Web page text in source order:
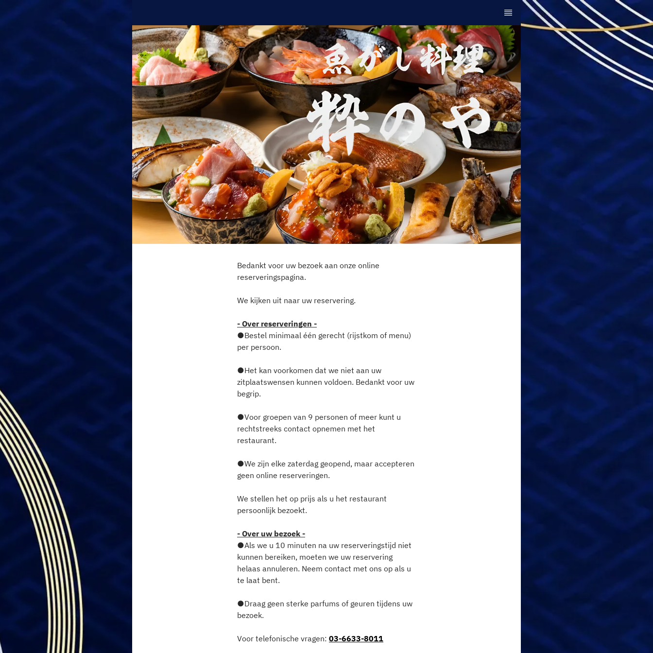
Bedankt voor uw bezoek aan onze online
reserveringspagina.
We kijken uit naar uw reservering.
- Over reserveringen -
●Bestel minimaal één gerecht (rijstkom of menu)
per persoon.
●Het kan voorkomen dat we niet aan uw
zitplaatswensen kunnen voldoen. Bedankt voor uw
begrip.
●Voor groepen van 9 personen of meer kunt u
rechtstreeks contact opnemen met het
restaurant.
●We zijn elke zaterdag geopend, maar accepteren
geen online reserveringen.
We stellen het op prijs als u het restaurant
persoonlijk bezoekt.
- Over uw bezoek -
●Als we u 10 minuten na uw reserveringstijd niet
kunnen bereiken, moeten we uw reservering
helaas annuleren. Neem contact met ons op als u
te laat bent.
●Draag geen sterke parfums of geuren tijdens uw
bezoek.
Voor telefonische vragen: 03-6633-8011